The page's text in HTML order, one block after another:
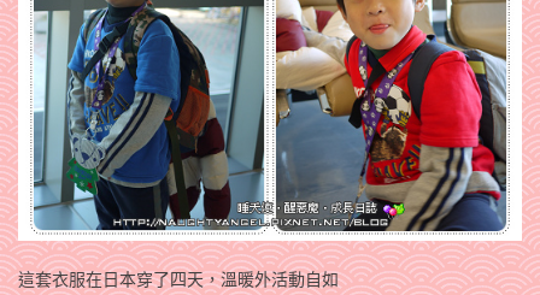
這套衣服在日本穿了四天，溫暖外活動自如